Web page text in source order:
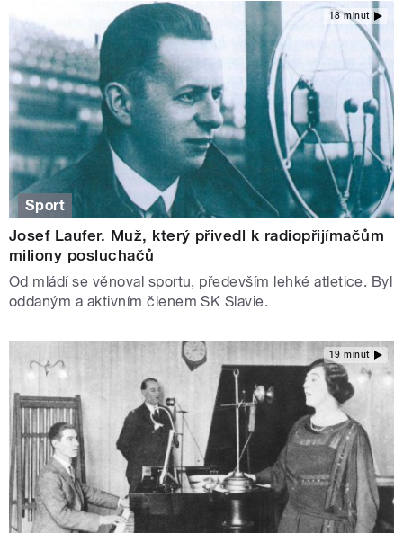
18 minut
Sport
Josef Laufer. Muž, který přivedl k radiopřijímačům
miliony posluchačů
Od mládí se věnoval sportu, především lehké atletice. Byl
oddaným a aktivním členem SK Slavie.
19 minut